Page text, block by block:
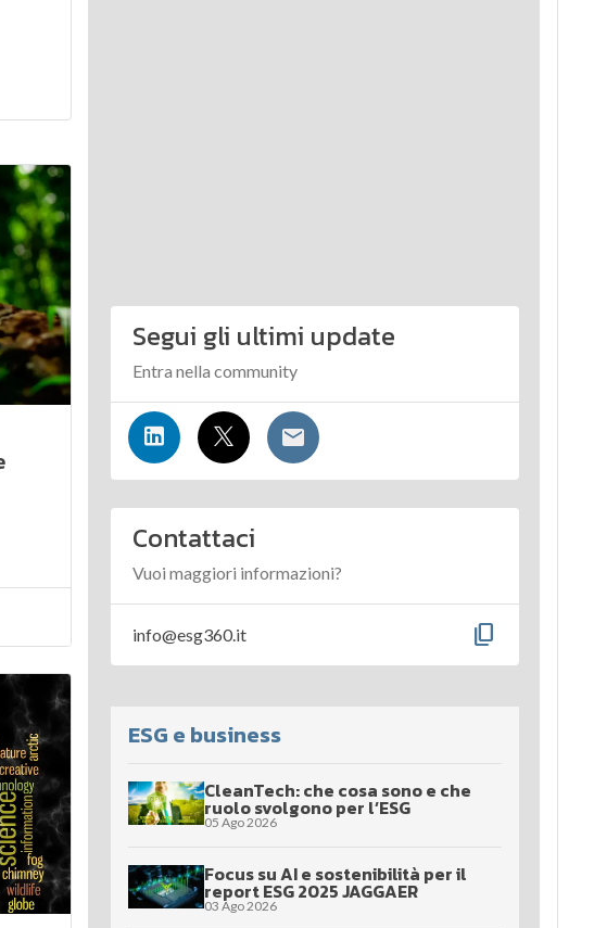
Segui gli ultimi update
Entra nella community
Contattaci
Vuoi maggiori informazioni?
info@esg360.it content_copy
ESG e business
CleanTech: che cosa sono e che
ruolo svolgono per l’ESG
05 Ago 2026
Focus su AI e sostenibilità per il
report ESG 2025 JAGGAER
03 Ago 2026